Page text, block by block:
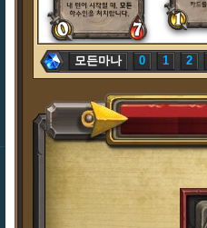
모든마나 0 1 2